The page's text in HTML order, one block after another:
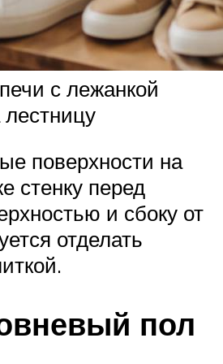
с лежанкой
поверхности на
стенку перед
и сбоку от
отделать
пол